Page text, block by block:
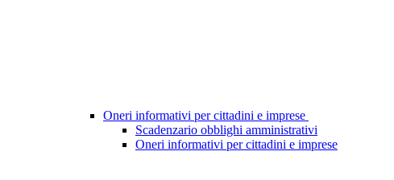
Oneri informativi per cittadini e imprese
Scadenzario obblighi amministrativi
Oneri informativi per cittadini e imprese